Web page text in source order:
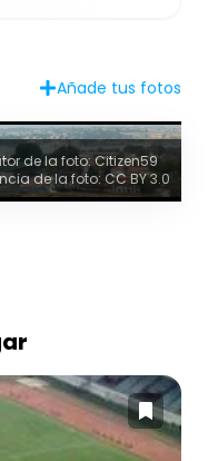
Añade tus fotos
de la foto: Citizen59
de la foto: CC BY 3.0